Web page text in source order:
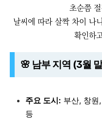
초순쯤
날씨에 따라 살짝 차이 나
확인하
🌸 남부 지역 (3월
주요 도시: 부산, 창원
등